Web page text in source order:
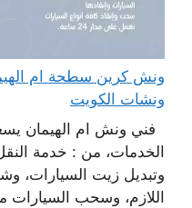
ونشات الكويت
فني ونش ام الهيمان
الخدمات، من : خدمة النقل
وتبديل زيت السيارات،
اللازم، وسحب السيارات